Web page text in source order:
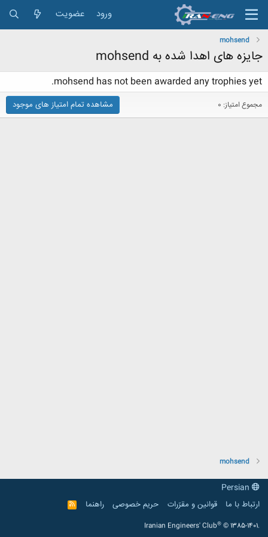
ورود عضویت
mohsend
جایزه های اهدا شده به mohsend
mohsend has not been awarded any trophies yet.
مجموع امتیاز: 0 مشاهده تمام امتیاز های موجود
mohsend
ارتباط با ما
قوانین و مقرّرات حریم خصوصی راهنما
R
S
Iranian Engineers' Club® © 1385-1401.